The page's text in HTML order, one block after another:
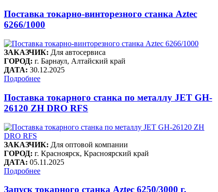
Поставка токарно-винторезного станка Aztec
6266/1000
ЗАКАЗЧИК: Для автосервиса
ГОРОД: г. Барнаул, Алтайский край
ДАТА: 30.12.2025
Подробнее
Поставка токарного станка по металлу JET GH-
26120 ZH DRO RFS
ЗАКАЗЧИК: Для оптовой компании
ГОРОД: г. Красноярск, Красноярский край
ДАТА: 05.11.2025
Подробнее
Запуск токарного станка Aztec 6250/3000 г.